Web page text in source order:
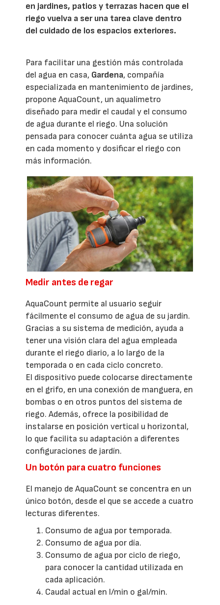
en jardines, patios y terrazas hacen que el
riego vuelva a ser una tarea clave dentro
del cuidado de los espacios exteriores.
Para facilitar una gestión más controlada
del agua en casa, Gardena, compañía
especializada en mantenimiento de jardines,
propone AquaCount, un aqualímetro
diseñado para medir el caudal y el consumo
de agua durante el riego. Una solución
pensada para conocer cuánta agua se utiliza
en cada momento y dosificar el riego con
más información.
Medir antes de regar
AquaCount permite al usuario seguir
fácilmente el consumo de agua de su jardín.
Gracias a su sistema de medición, ayuda a
tener una visión clara del agua empleada
durante el riego diario, a lo largo de la
temporada o en cada ciclo concreto.
El dispositivo puede colocarse directamente
en el grifo, en una conexión de manguera, en
bombas o en otros puntos del sistema de
riego. Además, ofrece la posibilidad de
instalarse en posición vertical u horizontal,
lo que facilita su adaptación a diferentes
configuraciones de jardín.
Un botón para cuatro funciones
El manejo de AquaCount se concentra en un
único botón, desde el que se accede a cuatro
lecturas diferentes.
Consumo de agua por temporada.
Consumo de agua por día.
Consumo de agua por ciclo de riego,
para conocer la cantidad utilizada en
cada aplicación.
Caudal actual en l/min o gal/min.